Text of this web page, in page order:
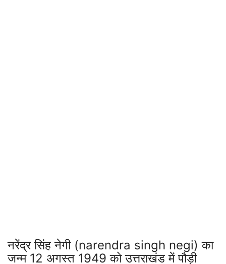
नरेंद्र सिंह नेगी (narendra singh negi) का
जन्म 12 अगस्त 1949 को उत्तराखंड में पौड़ी